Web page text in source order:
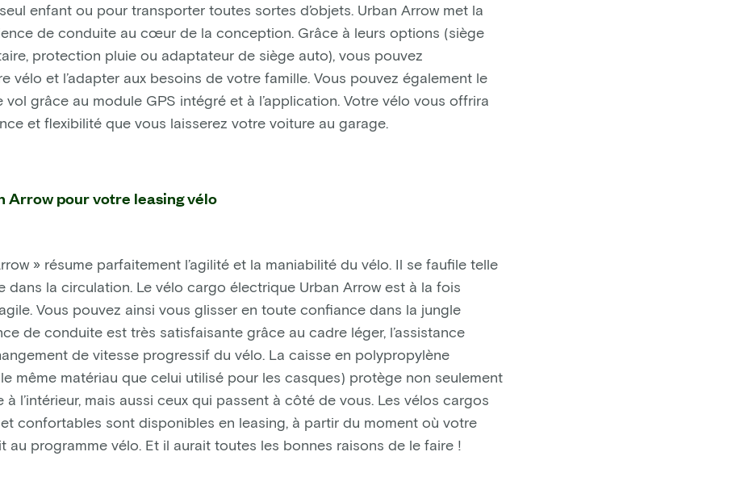
enfant ou pour transporter toutes sortes d’objets. Urban Arrow met la
de conduite au cœur de la conception. Grâce à leurs options (siège
protection pluie ou adaptateur de siège auto), vous pouvez
vélo et l’adapter aux besoins de votre famille. Vous pouvez également le
grâce au module GPS intégré et à l’application. Votre vélo vous offrira
et flexibilité que vous laisserez votre voiture au garage.
Arrow pour votre leasing vélo
» résume parfaitement l’agilité et la maniabilité du vélo. Il se faufile telle
dans la circulation. Le vélo cargo électrique Urban Arrow est à la fois
Vous pouvez ainsi vous glisser en toute confiance dans la jungle
de conduite est très satisfaisante grâce au cadre léger, l’assistance
de vitesse progressif du vélo. La caisse en polypropylène
même matériau que celui utilisé pour les casques) protège non seulement
à l’intérieur, mais aussi ceux qui passent à côté de vous. Les vélos cargos
confortables sont disponibles en leasing, à partir du moment où votre
au programme vélo. Et il aurait toutes les bonnes raisons de le faire !